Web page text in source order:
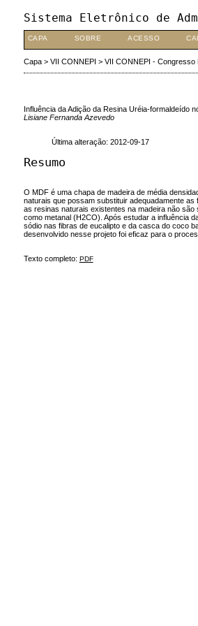
Sistema Eletrônico de
CAPA SOBRE ACESSO
Capa> VII CONNEPI > VII CONNEPI -
Influência da Adição da Resina Uréia-formaldeído
Lisiane Fernanda Azevedo
Última alteração: 2012-09-17
Resumo
O MDF é uma chapa de madeira de média
naturais que possam substituir adequadamente
as resinas naturais existentes na madeira não
como metanal (H2CO). Após estudar a influência
sódio nas fibras de eucalipto e da casca do coco
desenvolvido nesse projeto foi eficaz para o
Texto completo: PDF